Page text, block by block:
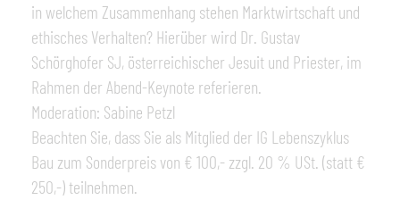
in welchem Zusammenhang stehen Marktwirtschaft und
ethisches Verhalten? Hierüber wird Dr. Gustav
Schörghofer SJ, österreichischer Jesuit und Priester, im
Rahmen der Abend-Keynote referieren.
Moderation: Sabine Petzl
Beachten Sie, dass Sie als Mitglied der IG Lebenszyklus
Bau zum Sonderpreis von € 100,- zzgl. 20 % USt. (statt €
250,-) teilnehmen.